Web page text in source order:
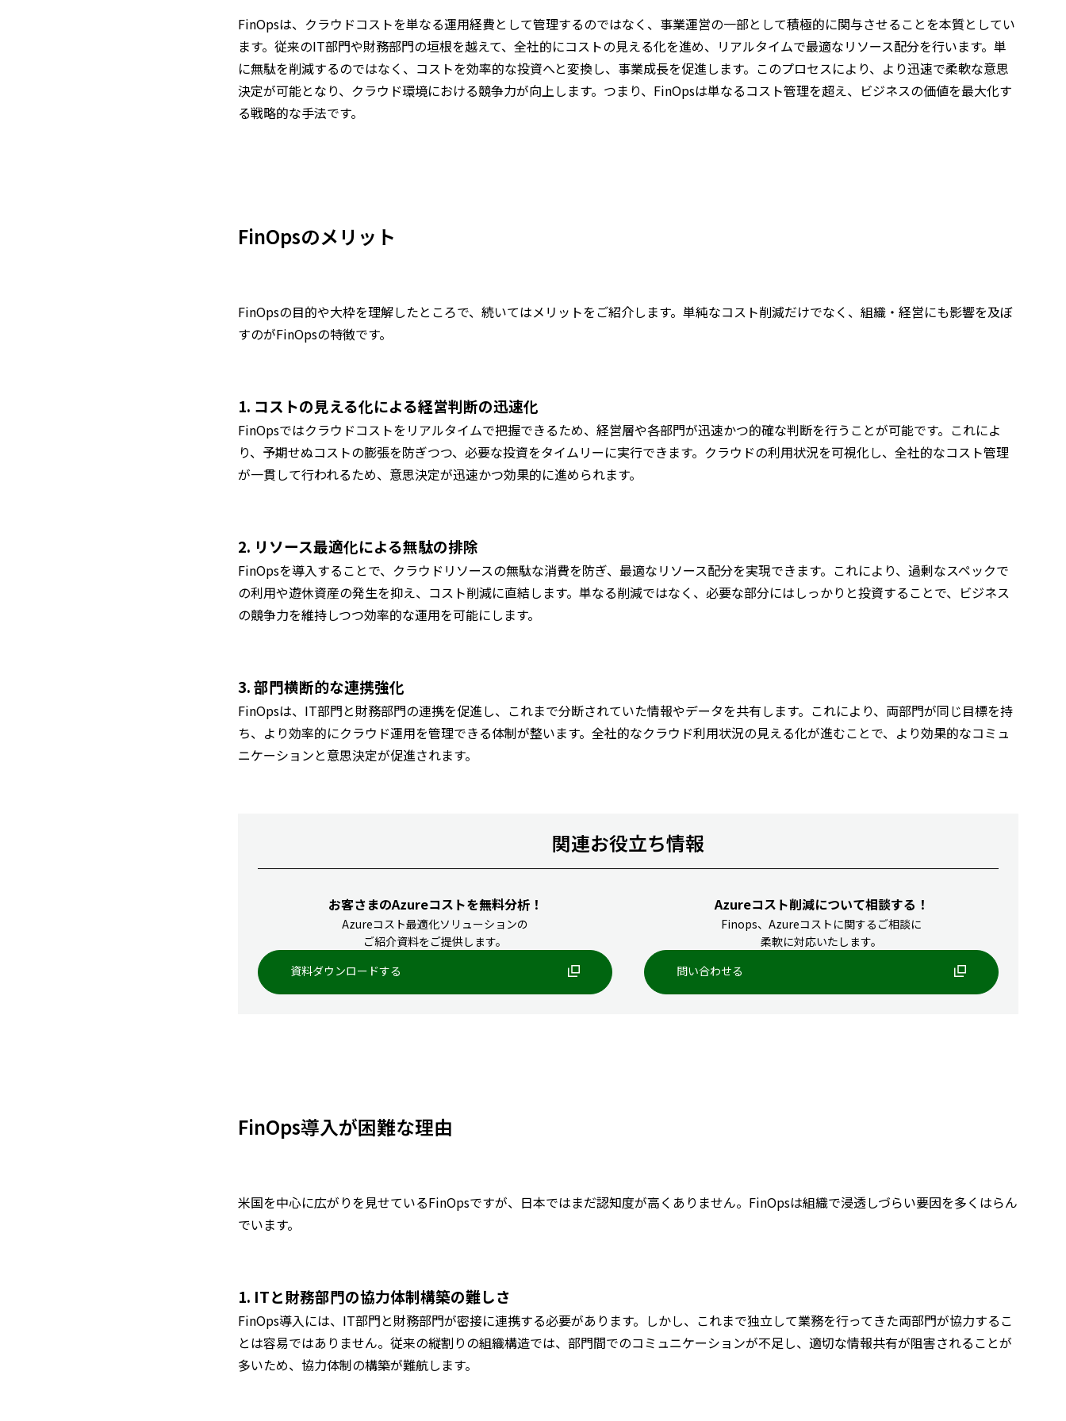
FinOpsは、クラウドコストを単なる運用経費として管理するのではなく、事業運営の一部として積極的に関与させることを本質としてい
ます。従来のIT部門や財務部門の垣根を越えて、全社的にコストの見える化を進め、リアルタイムで最適なリソース配分を行います。単
に無駄を削減するのではなく、コストを効率的な投資へと変換し、事業成長を促進します。このプロセスにより、より迅速で柔軟な意思
決定が可能となり、クラウド環境における競争力が向上します。つまり、FinOpsは単なるコスト管理を超え、ビジネスの価値を最大化す
る戦略的な手法です。
FinOpsのメリット
FinOpsの目的や大枠を理解したところで、続いてはメリットをご紹介します。単純なコスト削減だけでなく、組織・経営にも影響を及ぼ
すのがFinOpsの特徴です。
1. コストの見える化による経営判断の迅速化
FinOpsではクラウドコストをリアルタイムで把握できるため、経営層や各部門が迅速かつ的確な判断を行うことが可能です。これによ
り、予期せぬコストの膨張を防ぎつつ、必要な投資をタイムリーに実行できます。クラウドの利用状況を可視化し、全社的なコスト管理
が一貫して行われるため、意思決定が迅速かつ効果的に進められます。
2. リソース最適化による無駄の排除
FinOpsを導入することで、クラウドリソースの無駄な消費を防ぎ、最適なリソース配分を実現できます。これにより、過剰なスペックで
の利用や遊休資産の発生を抑え、コスト削減に直結します。単なる削減ではなく、必要な部分にはしっかりと投資することで、ビジネス
の競争力を維持しつつ効率的な運用を可能にします。
3. 部門横断的な連携強化
FinOpsは、IT部門と財務部門の連携を促進し、これまで分断されていた情報やデータを共有します。これにより、両部門が同じ目標を持
ち、より効率的にクラウド運用を管理できる体制が整います。全社的なクラウド利用状況の見える化が進むことで、より効果的なコミュ
ニケーションと意思決定が促進されます。
関連お役立ち情報
お客さまのAzureコストを無料分析！
Azureコスト最適化ソリューションの
ご紹介資料をご提供します。
資料ダウンロードする
Azureコスト削減について相談する！
Finops、Azureコストに関するご相談に
柔軟に対応いたします。
問い合わせる
FinOps導入が困難な理由
米国を中心に広がりを見せているFinOpsですが、日本ではまだ認知度が高くありません。FinOpsは組織で浸透しづらい要因を多くはらん
でいます。
1. ITと財務部門の協力体制構築の難しさ
FinOps導入には、IT部門と財務部門が密接に連携する必要があります。しかし、これまで独立して業務を行ってきた両部門が協力するこ
とは容易ではありません。従来の縦割りの組織構造では、部門間でのコミュニケーションが不足し、適切な情報共有が阻害されることが
多いため、協力体制の構築が難航します。